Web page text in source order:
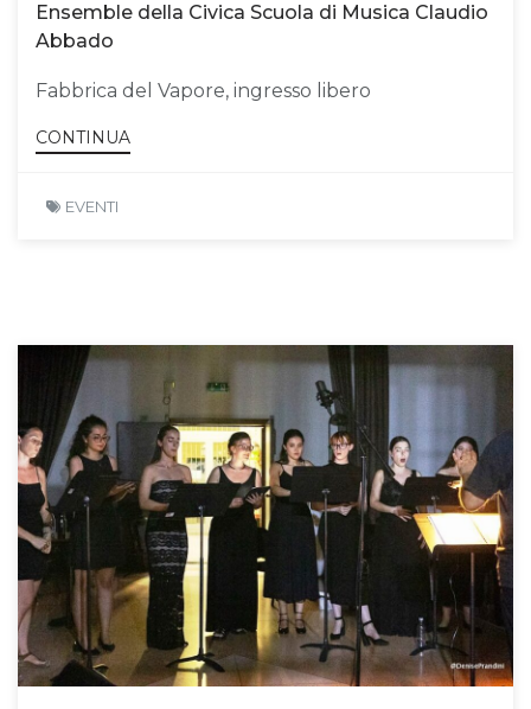
Ensemble della Civica Scuola di Musica Claudio
Abbado
Fabbrica del Vapore, ingresso libero
CONTINUA
EVENTI